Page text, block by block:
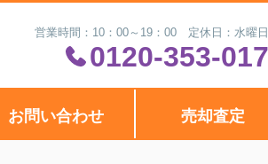
営業時間：10：00～19：00 定休日：水曜日
0120-353-017
お問い合わせ 売却査定